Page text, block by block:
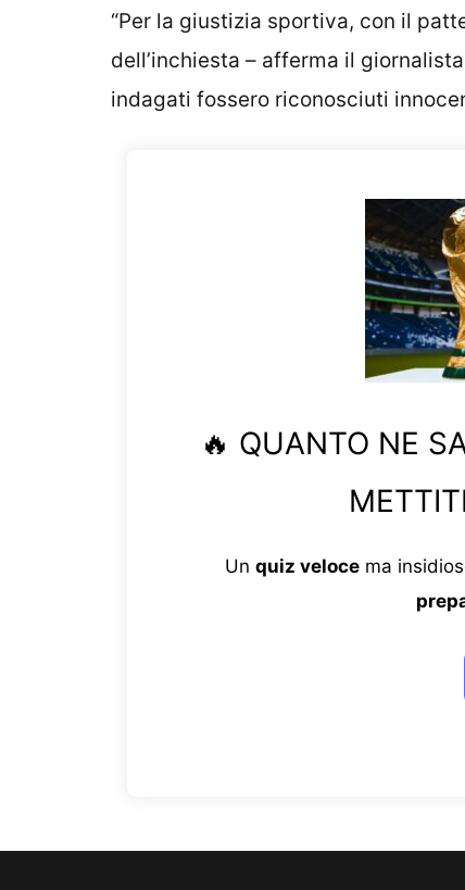
“Per la giustizia sportiva, con il
dell’inchiesta – afferma il
indagati fossero riconosciuti
🔥 QUANTO NE
Un quiz velocema